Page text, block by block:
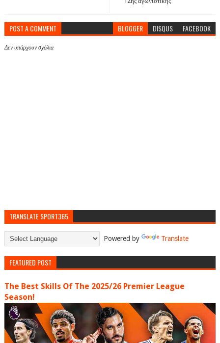
POST A COMMENT BLOGGER DISQUS FACEBOOK
Δεν υπάρχουν σχόλια
TRANSLATE SPORT365
Powered by Translate
FEATURED POST
The Best Skills Of The 2025/26 Premier League
Season!